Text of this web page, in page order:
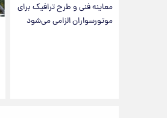
معاینه فنی و طرح ترافیک برای
موتورسواران الزامی‌ می‌شود